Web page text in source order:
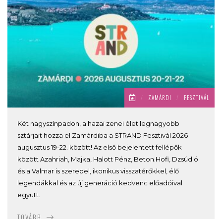
/ ZAMÁRDI / FESZTIVÁL
Két nagyszínpadon, a hazai zenei élet legnagyobb
sztárjait hozza el Zamárdiba a STRAND Fesztivál 2026
augusztus 19-22. között! Az első bejelentett fellépők
között Azahriah, Majka, Halott Pénz, Beton.Hofi, Dzsúdló
és a Valmar is szerepel, ikonikus visszatérőkkel, élő
legendákkal és az új generáció kedvenc előadóival
együtt.